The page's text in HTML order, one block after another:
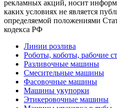
рекламных акций, носит
каких условиях не является
определяемой положениями
кодекса РФ
Линии розлива
Роботы, коботы, рабочие
Разливочные машины
Смесительные машины
Фасовочные машины
Машины укупорки
Этикеровочные машины